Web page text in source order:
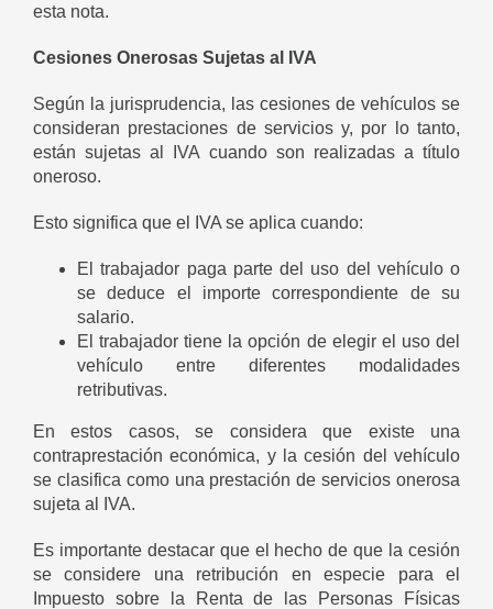
esta nota.
Cesiones Onerosas Sujetas al IVA
Según la jurisprudencia, las cesiones de vehículos se
consideran prestaciones de servicios y, por lo tanto,
están sujetas al IVA cuando son realizadas a título
oneroso.
Esto significa que el IVA se aplica cuando:
El trabajador paga parte del uso del vehículo o
se deduce el importe correspondiente de su
salario.
El trabajador tiene la opción de elegir el uso del
vehículo entre diferentes modalidades
retributivas.
En estos casos, se considera que existe una
contraprestación económica, y la cesión del vehículo
se clasifica como una prestación de servicios onerosa
sujeta al IVA.
Es importante destacar que el hecho de que la cesión
se considere una retribución en especie para el
Impuesto sobre la Renta de las Personas Físicas